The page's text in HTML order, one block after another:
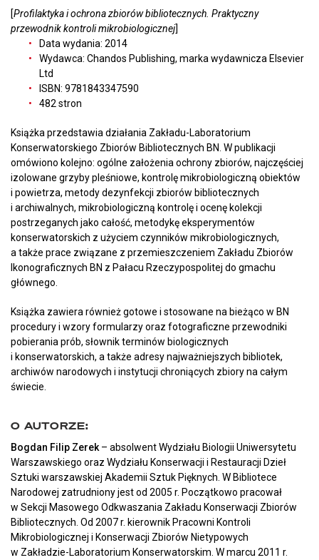
[Profilaktyka i ochrona zbiorów bibliotecznych. Praktyczny
przewodnik kontroli mikrobiologicznej]
Data wydania: 2014
Wydawca: Chandos Publishing, marka wydawnicza Elsevier
Ltd
ISBN: 9781843347590
482 stron
Książka przedstawia działania Zakładu-Laboratorium
Konserwatorskiego Zbiorów Bibliotecznych BN. W publikacji
omówiono kolejno: ogólne założenia ochrony zbiorów, najczęściej
izolowane grzyby pleśniowe, kontrolę mikrobiologiczną obiektów
i powietrza, metody dezynfekcji zbiorów bibliotecznych
i archiwalnych, mikrobiologiczną kontrolę i ocenę kolekcji
postrzeganych jako całość, metodykę eksperymentów
konserwatorskich z użyciem czynników mikrobiologicznych,
a także prace związane z przemieszczeniem Zakładu Zbiorów
Ikonograficznych BN z Pałacu Rzeczypospolitej do gmachu
głównego.
Książka zawiera również gotowe i stosowane na bieżąco w BN
procedury i wzory formularzy oraz fotograficzne przewodniki
pobierania prób, słownik terminów biologicznych
i konserwatorskich, a także adresy najważniejszych bibliotek,
archiwów narodowych i instytucji chroniących zbiory na całym
świecie.
O AUTORZE:
Bogdan Filip Zerek – absolwent Wydziału Biologii Uniwersytetu
Warszawskiego oraz Wydziału Konserwacji i Restauracji Dzieł
Sztuki warszawskiej Akademii Sztuk Pięknych. W Bibliotece
Narodowej zatrudniony jest od 2005 r. Początkowo pracował
w Sekcji Masowego Odkwaszania Zakładu Konserwacji Zbiorów
Bibliotecznych. Od 2007 r. kierownik Pracowni Kontroli
Mikrobiologicznej i Konserwacji Zbiorów Nietypowych
w Zakładzie-Laboratorium Konserwatorskim. W marcu 2011 r.